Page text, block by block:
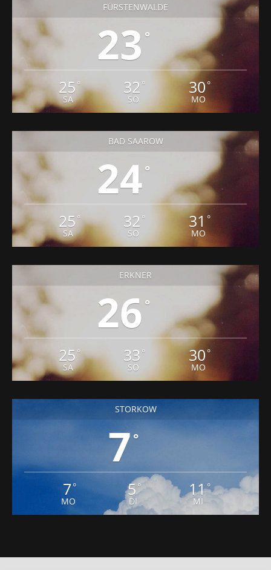
FÜRSTENWALDE
23 °
25 °
SA
32 °
SO
30 °
MO
BAD SAAROW
24°
25 °
SA
32 °
SO
31 °
MO
ERKNER
26 °
25 °
SA
33 °
SO
30 °
MO
STORKOW
7°
7 °
MO
5°
DI
11°
MI